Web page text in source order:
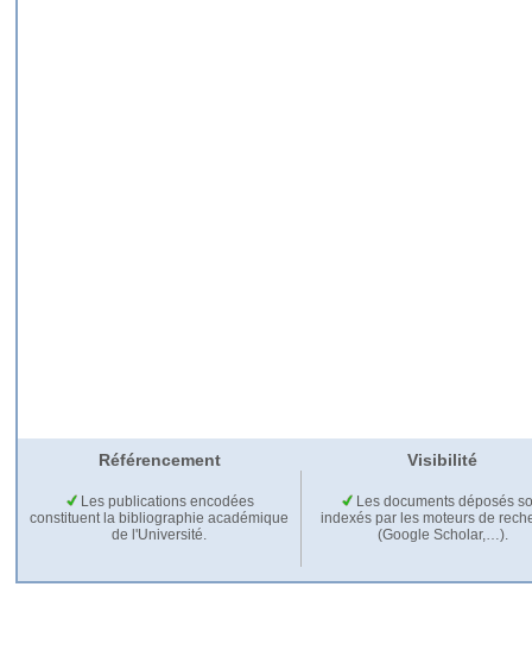
Référencement Visibilité
Les publications encodées
constituent la bibliographie académique
de l'Université.
Les documents déposés
indexés par les moteurs de
(Google Scholar,…).